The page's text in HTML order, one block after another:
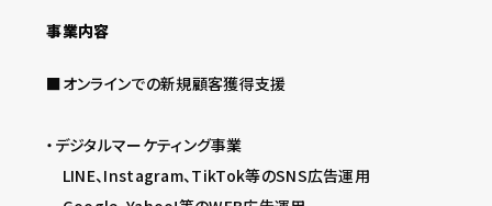
事業内容
■オンラインでの新規顧客獲得支援
・デジタルマーケティング事業
LINE、Instagram、TikTok等のSNS広告運用